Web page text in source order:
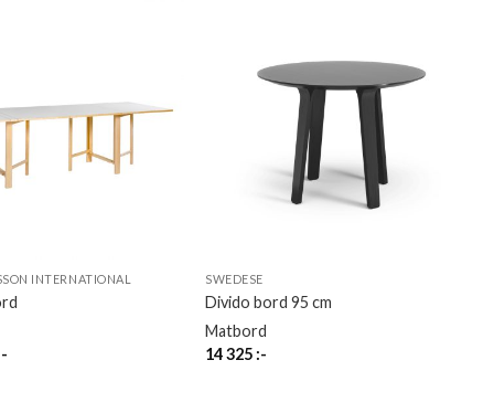
INTERNATIONAL SWEDESE
Divido bord 95 cm
Matbord
14 325 :-